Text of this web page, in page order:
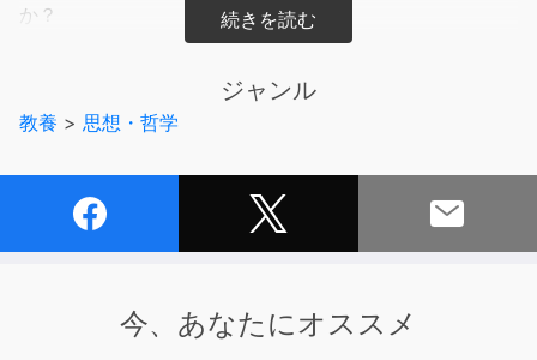
か？
そもそも、我々はいつから日本人なのか？
本書では、古代から現代までの「日本人のものの考え方」
のルーツを探る。
日本思想史を俯瞰する「見取り図」を通じて、その構造と
スマ世界史講師であり、YouTubeで１４万人のファンが
ジャンル
教養 > 思想・哲学
今、あなたにオススメ